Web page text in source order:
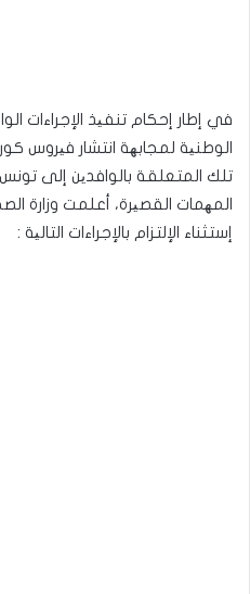
في إطار إحكام تنفیذ الإجراءات
تلك المتعلقة بالوافدین إلى
المھمات القصیرة، أعلمت وزارة
إستثناء الإلتزام بالإجراءات التالیة :